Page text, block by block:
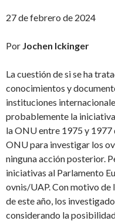
27 de febrero de 2024
Por Jochen Ickinger
La cuestión de si se ha
conocimientos y
instituciones
probablemente la
la ONU entre 1975 y 1977
ONU para investigar los
ninguna acción posterior.
iniciativas al Parlamento
ovnis/UAP. Con motivo de
de este año, los
considerando la